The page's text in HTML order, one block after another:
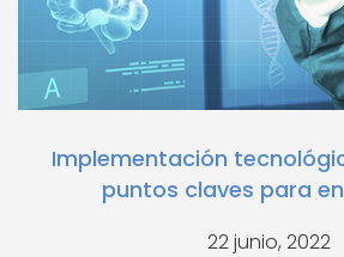
Implementación
puntos claves para
22 junio, 2022